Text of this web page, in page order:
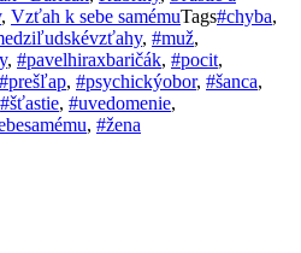
, Vzťah k sebe samémuTags#chyba,
, #muž,
, #pavelhiraxbaričák, #pocit,
#prešľap, #psychickýobor, #šanca,
#šťastie, #uvedomenie,
, #žena